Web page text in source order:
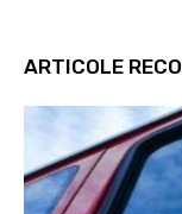
ARTICOLE